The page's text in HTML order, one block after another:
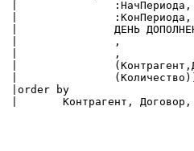
|order by